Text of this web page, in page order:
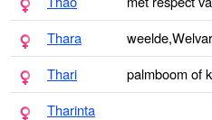
Thara
Thari
palmboom of
Tharinta